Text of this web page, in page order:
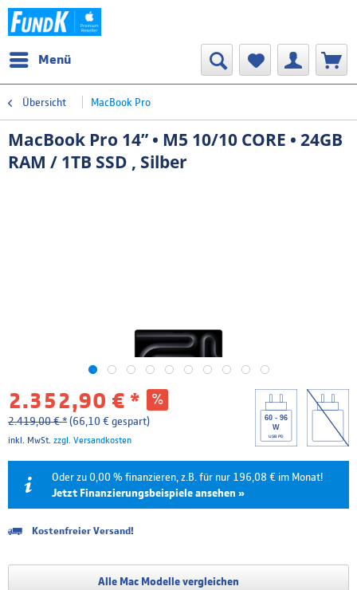
Menü
Übersicht MacBook Pro
MacBook Pro 14” • M5 10/10 CORE • 24GB
RAM / 1TB SSD , Silber
60 - 96
W
USB PD
2.352,90 € *
2.419,00 € *(66,10 € gespart)
inkl. MwSt. zzgl. Versandkosten
Oder zu 0,00 % finanzieren, z.B. für nur 196,08 € im Monat!
Jetzt Finanzierungsbeispiele ansehen »
Laufzeit Effektivzins
6 Monate 0.00 % 392,15 € 2.352,90 €
Kostenfreier Versand!
Alle Mac Modelle vergleichen